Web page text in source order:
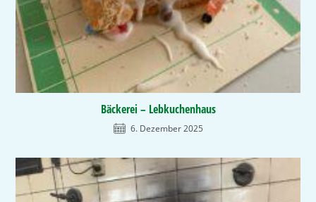
Bäckerei – Lebkuchenhaus
6. Dezember 2025